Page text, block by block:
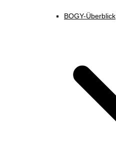
BOGY-Überblick